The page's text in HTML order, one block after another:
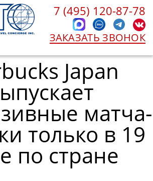
7 (495) 120-87-78
ЗАКАЗАТЬ ЗВОНОК
Japan
матча-
только в 19
по стране